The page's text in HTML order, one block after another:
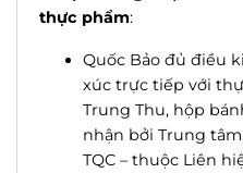
thực phẩm:
Quốc Bảo đủ điều
xúc trực tiếp với
Trung Thu, hộp
nhận bởi Trung
TQC – thuộc Liên